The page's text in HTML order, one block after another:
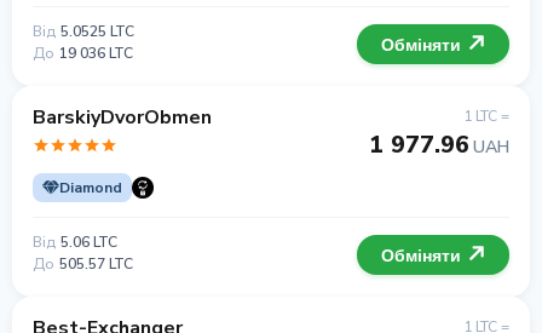
Від 5.0525 LTC
До 19 036 LTC Обміняти
BarskiyDvorObmen
Diamond
1 LTC =
1 977.96 UAH
Від 5.06 LTC
До 505.57 LTC Обміняти
1 LTC =